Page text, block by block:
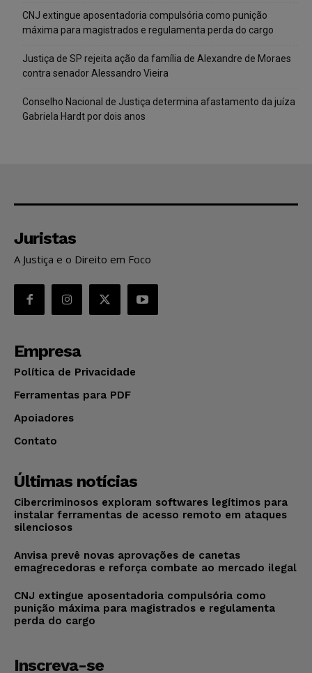
CNJ extingue aposentadoria compulsória como punição
máxima para magistrados e regulamenta perda do cargo
Justiça de SP rejeita ação da família de Alexandre de Moraes
contra senador Alessandro Vieira
Conselho Nacional de Justiça determina afastamento da juíza
Gabriela Hardt por dois anos
Juristas
A Justiça e o Direito em Foco
Empresa
Política de Privacidade
Ferramentas para PDF
Apoiadores
Contato
Últimas notícias
Cibercriminosos exploram softwares legítimos para
instalar ferramentas de acesso remoto em ataques
silenciosos
Anvisa prevê novas aprovações de canetas
emagrecedoras e reforça combate ao mercado ilegal
CNJ extingue aposentadoria compulsória como
punição máxima para magistrados e regulamenta
perda do cargo
Inscreva-se